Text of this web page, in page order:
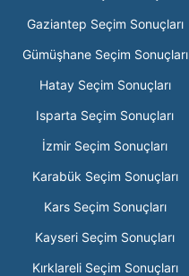
Gaziantep Seçim Sonuçları
Gümüşhane Seçim Sonuçları
Hatay Seçim Sonuçları
Isparta Seçim Sonuçları
İzmir Seçim Sonuçları
Karabük Seçim Sonuçları
Kars Seçim Sonuçları
Kayseri Seçim Sonuçları
Kırklareli Seçim Sonuçları